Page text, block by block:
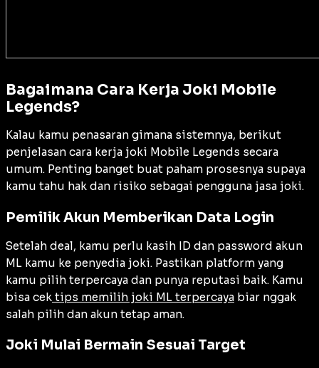
Bagaimana Cara Kerja Joki Mobile
Legends?
Kalau kamu penasaran gimana sistemnya, berikut
penjelasan cara kerja joki Mobile Legends secara
umum. Penting banget buat paham prosesnya supaya
kamu tahu hak dan risiko sebagai pengguna jasa joki.
Pemilik Akun Memberikan Data Login
Setelah deal, kamu perlu kasih ID dan password akun
ML kamu ke penyedia joki. Pastikan platform yang
kamu pilih terpercaya dan punya reputasi baik. Kamu
bisa cek tips memilih joki ML terpercaya biar nggak
salah pilih dan akun tetap aman.
Joki Mulai Bermain Sesuai Target